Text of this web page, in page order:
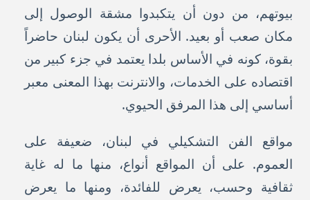
بيوتهم، من دون أن يتكبدوا مشقة الوصول إلى
مكان صعب أو بعيد. الأحرى أن يكون لبنان حاضراً
بقوة، كونه في الأساس بلدا يعتمد في جزء كبير من
اقتصاده على الخدمات، والانترنت بهذا المعنى معبر
أساسي إلى هذا المرفق الحيوي.
مواقع الفن التشكيلي في لبنان، ضعيفة على
العموم. على أن المواقع أنواع، منها ما له غاية
ثقافية وحسب، يعرض للفائدة، ومنها ما يعرض